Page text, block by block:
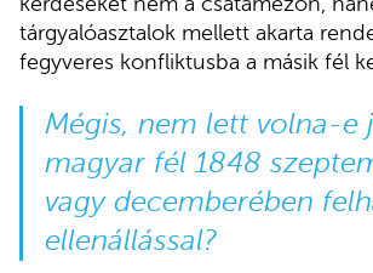
tárgyalóasztalok mellett akarta
fegyveres konfliktusba a másik fél
Mégis, nem lett volna-e
magyar fél 1848
vagy decemberében
ellenállással?